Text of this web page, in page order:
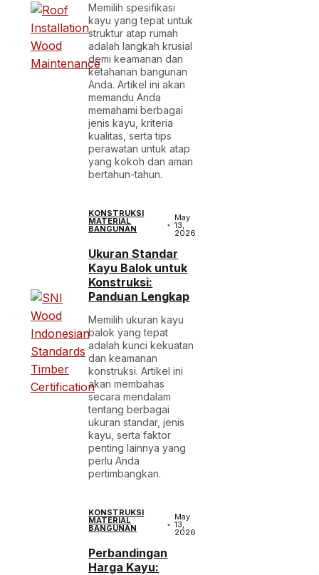
Memilih spesifikasi
kayu yang tepat untuk
struktur atap rumah
adalah langkah krusial
demi keamanan dan
ketahanan bangunan
Anda. Artikel ini akan
memandu Anda
memahami berbagai
jenis kayu, kriteria
kualitas, serta tips
perawatan untuk atap
yang kokoh dan aman
bertahun-tahun.
KONSTRUKSI
MATERIAL
BANGUNAN
May
13,
2026
Ukuran Standar
Kayu Balok untuk
Konstruksi:
Panduan Lengkap
Memilih ukuran kayu
balok yang tepat
adalah kunci kekuatan
dan keamanan
konstruksi. Artikel ini
akan membahas
secara mendalam
tentang berbagai
ukuran standar, jenis
kayu, serta faktor
penting lainnya yang
perlu Anda
pertimbangkan.
KONSTRUKSI
MATERIAL
BANGUNAN
May
13,
2026
Perbandingan
Harga Kayu: